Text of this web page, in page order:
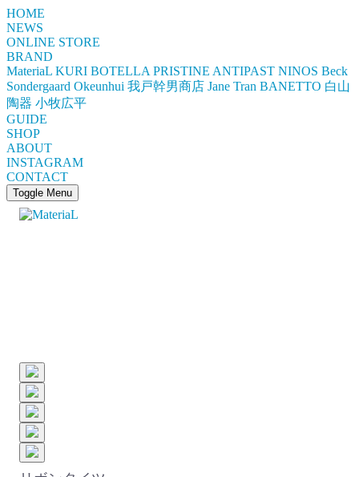
HOME
NEWS
ONLINE STORE
BRAND
MateriaL KURI BOTELLA PRISTINE ANTIPAST NINOS Beck
Sondergaard Okeunhui 我戸幹男商店 Jane Tran BANETTO 白山
陶器 小牧広平
GUIDE
SHOP
ABOUT
INSTAGRAM
CONTACT
Toggle Menu